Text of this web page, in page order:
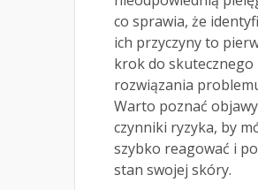
co sprawia, że
ich przyczyny to
krok do skutecznego
rozwiązania
Warto poznać
czynniki ryzyka, by
szybko reagować i
stan swojej skóry.